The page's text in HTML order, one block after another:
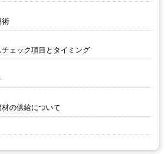
術
ェック項目とタイミング
の供給について